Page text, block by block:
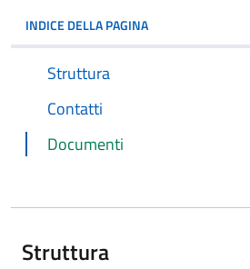
INDICE DELLA PAGINA
Struttura
Contatti
Documenti
Struttura